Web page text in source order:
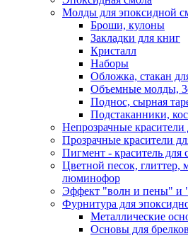
Молды для эпоксидной
Броши, кулоны
Закладки для книг
Кристалл
Наборы
Обложка, стакан
Объемные молды,
Поднос, сырная
Подстаканники,
Непрозрачные
Прозрачные красители
Пигмент - краситель для
Цветной песок, глиттер,
люминофор
Эффект "волн и пены" и
Фурнитура для
Металлические
Основы для